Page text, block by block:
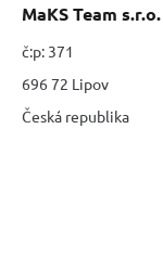
MaKS Team s.r.o.
č:p: 371
696 72 Lipov
Česká republika